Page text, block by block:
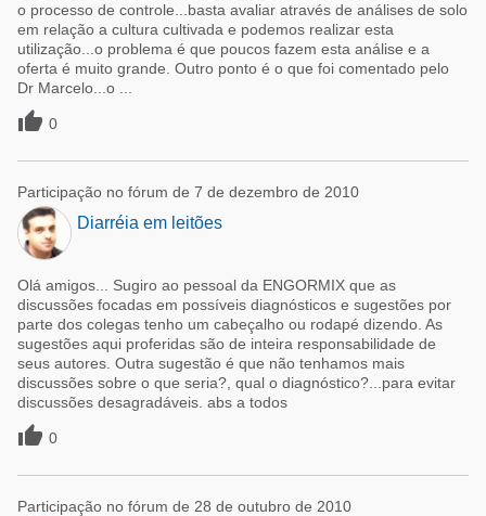
o processo de controle...basta avaliar através de análises de solo
em relação a cultura cultivada e podemos realizar esta
utilização...o problema é que poucos fazem esta análise e a
oferta é muito grande. Outro ponto é o que foi comentado pelo
Dr Marcelo...o ...
 0
Participação no fórum de 7 de dezembro de 2010
Diarréia em leitões
Olá amigos... Sugiro ao pessoal da ENGORMIX que as
discussões focadas em possíveis diagnósticos e sugestões por
parte dos colegas tenho um cabeçalho ou rodapé dizendo. As
sugestões aqui proferidas são de inteira responsabilidade de
seus autores. Outra sugestão é que não tenhamos mais
discussões sobre o que seria?, qual o diagnóstico?...para evitar
discussões desagradáveis. abs a todos
 0
Participação no fórum de 28 de outubro de 2010